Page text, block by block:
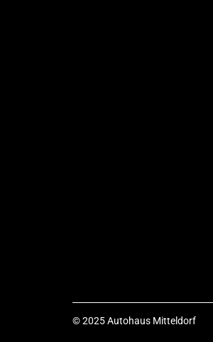
© 2025 Autohaus Mitteldorf